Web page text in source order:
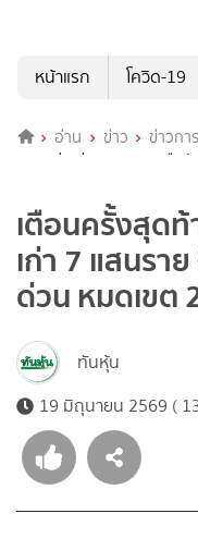
หน้าแรก
โควิด-19
อ่าน ข่าว ข่าวกา
คนจนรุ่นเก่า 7 แสนราย ยื
เตือนครั้งสุด
เก่า 7 แสนร
ด่วน หมดเขต
ทันหุ้น
19 มิถุนายน 2569 (